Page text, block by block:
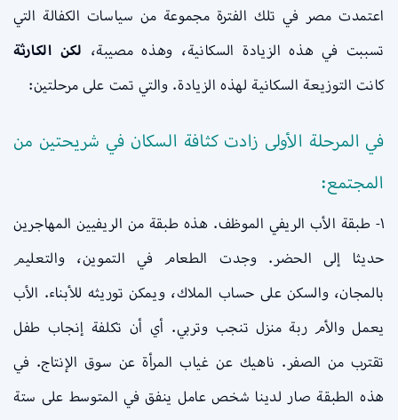
اعتمدت مصر في تلك الفترة مجموعة من سياسات الكفالة التي
تسببت في هذه الزيادة السكانية، وهذه مصيبة، لكن الكارثة
كانت التوزيعة السكانية لهذه الزيادة. والتي تمت على مرحلتين:
في المرحلة الأولى زادت كثافة السكان في شريحتين من
المجتمع:
١- طبقة الأب الريفي الموظف. هذه طبقة من الريفيين المهاجرين
حديثا إلى الحضر. وجدت الطعام في التموين، والتعليم
بالمجان، والسكن على حساب الملاك، ويمكن توريثه للأبناء. الأب
يعمل والأم ربة منزل تنجب وتربي. أي أن تكلفة إنجاب طفل
تقترب من الصفر. ناهيك عن غياب المرأة عن سوق الإنتاج. في
هذه الطبقة صار لدينا شخص عامل ينفق في المتوسط على ستة